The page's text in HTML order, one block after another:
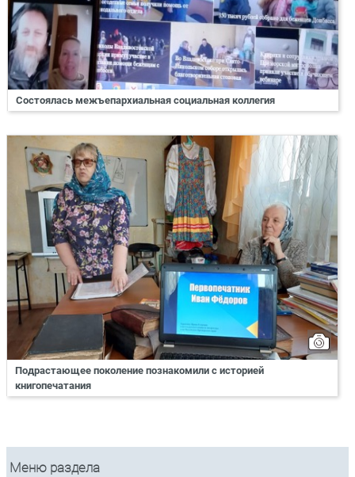
Состоялась межъепархиальная социальная коллегия
Подрастающее поколение познакомили с историей
книгопечатания
Меню раздела